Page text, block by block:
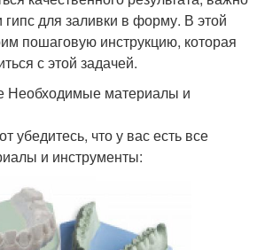
гипс для заливки в форму. В этой
пошаговую инструкцию, которая
с этой задачей.
Необходимые материалы и
убедитесь, что у вас есть все
и инструменты: